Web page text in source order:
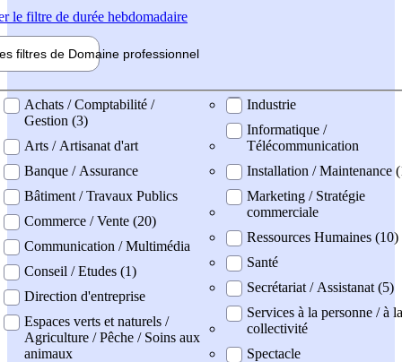
le filtre de durée hebdomadaire
filtres de Domaine professionnel
professionel
Achats / Comptabilité /
Gestion (3)
Arts / Artisanat d'art
Banque / Assurance
Bâtiment / Travaux Publics
Commerce / Vente (20)
Communication / Multimédia
Conseil / Etudes (1)
Direction d'entreprise
Espaces verts et naturels /
Agriculture / Pêche / Soins aux
animaux
Industrie
Informatique /
Télécommunication
Installation / Maintenance
Marketing / Stratégie
commerciale
Ressources Humaines (10)
Santé
Secrétariat / Assistanat (5)
Services à la personne / à la
collectivité
Spectacle